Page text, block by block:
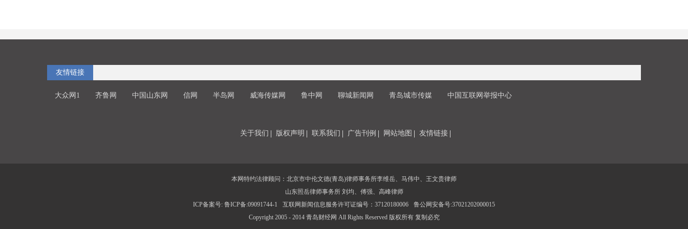
友情链接
大众网1 齐鲁网 中国山东网 信网 半岛网 威海传媒网 鲁中网 聊城新闻网 青岛城市传媒 中国互联网举报中心
关于我们 版权声明 联系我们 广告刊例 网站地图 友情链接
本网特约法律顾问：北京市中伦文德(青岛)律师事务所李维岳、马伟中、王文贵律师
山东照岳律师事务所 刘均、傅强、高峰律师
ICP备案号: 鲁ICP备:09091744-1
互联网新闻信息服务许可证编号：37120180006
鲁公网安备号:37021202000015
Copyright 2005 - 2014 青岛财经网 All Rights Reserved 版权所有 复制必究